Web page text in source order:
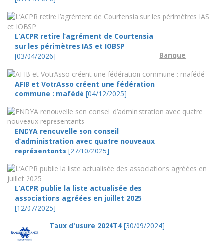
L’ACPR retire l’agrément de Courtensia
sur les périmètres IAS et IOBSP
[03/04/2026]
AFIB et VotrAsso créent une fédération
commune : mafédé [04/12/2025]
ENDYA renouvelle son conseil
d’administration avec quatre nouveaux
représentants [27/10/2025]
L’ACPR publie la liste actualisée des
associations agréées en juillet 2025
[12/07/2025]
Taux d'usure 2024T4[30/09/2024]
Banque